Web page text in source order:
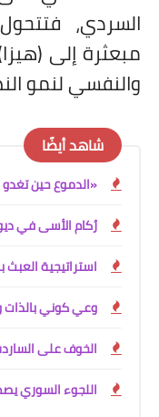
السردي،
مبعثرة إلى
والنفسي لنمو
شاهد أيضًا
«الدموع حين
رُكام الأسى في
استراتيجية
وعي كوني بالذات
الخوف على
اللجوء السوري